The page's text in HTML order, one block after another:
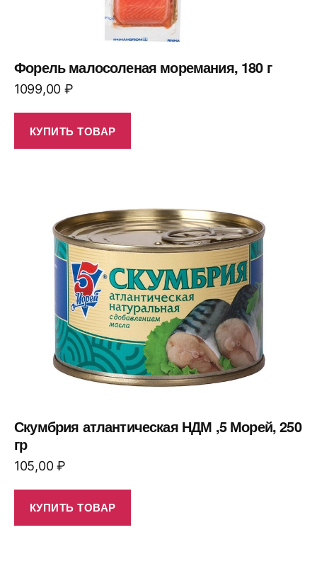
Форель малосоленая моремания, 180 г
1099,00 ₽
КУПИТЬ ТОВАР
Скумбрия атлантическая НДМ ,5 Морей, 250
гр
105,00₽
КУПИТЬ ТОВАР